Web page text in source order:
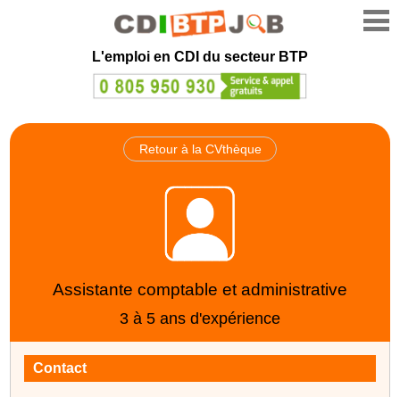
L'emploi en CDI du secteur BTP
Retour à la CVthèque
Assistante comptable et administrative
3 à 5 ans d'expérience
Contact